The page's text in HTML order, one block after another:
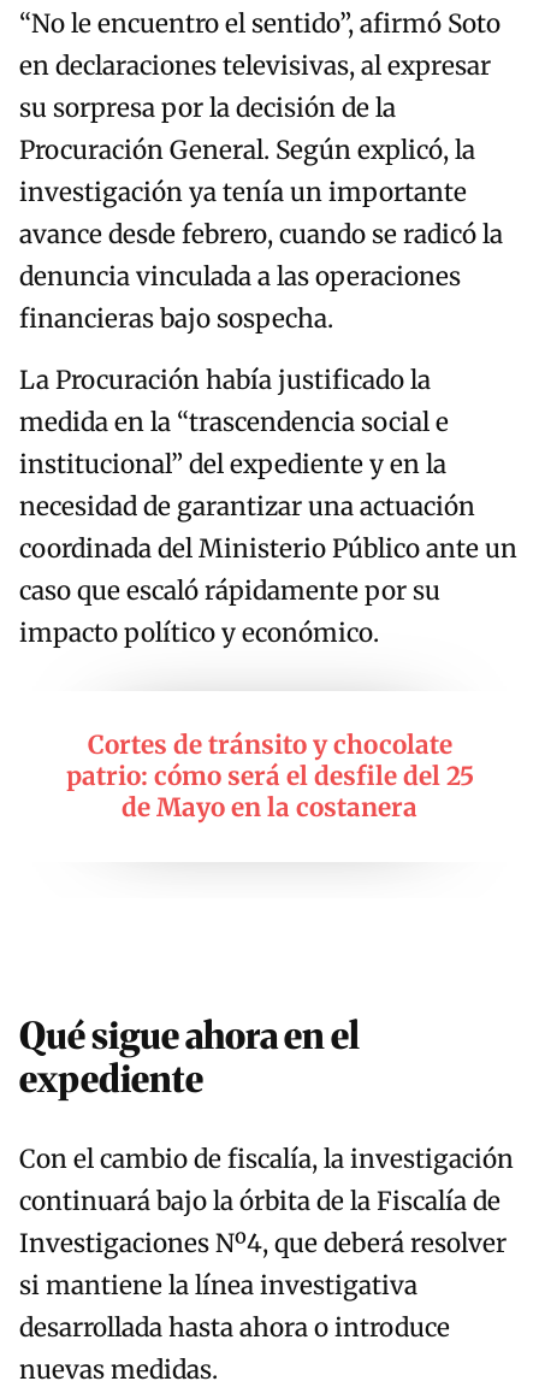
“No le encuentro el sentido”, afirmó Soto
en declaraciones televisivas, al expresar
su sorpresa por la decisión de la
Procuración General. Según explicó, la
investigación ya tenía un importante
avance desde febrero, cuando se radicó la
denuncia vinculada a las operaciones
financieras bajo sospecha.
La Procuración había justificado la
medida en la “trascendencia social e
institucional” del expediente y en la
necesidad de garantizar una actuación
coordinada del Ministerio Público ante un
caso que escaló rápidamente por su
impacto político y económico.
Cortes de tránsito y chocolate
patrio: cómo será el desfile del 25
de Mayo en la costanera
Qué sigue ahora en el
expediente
Con el cambio de fiscalía, la investigación
continuará bajo la órbita de la Fiscalía de
Investigaciones Nº4, que deberá resolver
si mantiene la línea investigativa
desarrollada hasta ahora o introduce
nuevas medidas.